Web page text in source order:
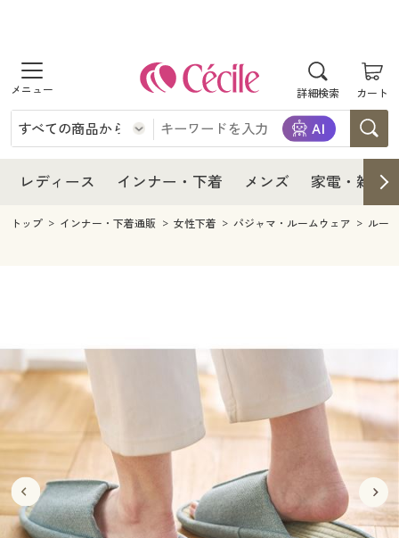
詳細検索 カート
商品を探す
レディース
レディースファッション
インナー・下着
インナー・下着通販すべて
ジュニア・ティーンズ下着
メンズ
メンズ下着
家電
キッチン・雑貨・日用品
寝具・インテリア・家具通販すべて
寝具・ベッド
カーテン・ラグ・ファブリック
美容・健康
美容・健康通販すべて
美容・健康・サプリメント
制服・スクール
制服・スクールすべて
制服・学生服
大きいサイズ
大きいサイズ通販すべて
バーゲン
レディース インナー・下着 メンズ 家電・雑貨
レディース
レディース通販すべて
レディースファッション
インナー・下着
インナー・下着通販すべて
メンズ
キッチン・雑貨・日用品
家具・収納
寝具・ベッド
カーテン・ラグ・ファブリック
美容・健康通販すべて
美容・健康・サプリメント
制服・スクール
制服・スクールすべて
制服・学生服
ジュニア・ティーンズ下着
大きいサイズ
大きいサイズ通販すべて
大きいサイズ レディース服
バーゲン
バーゲンセール
詳細検索
トップ インナー・下着通販 女性下着 パジャマ・ルームウェア ルー